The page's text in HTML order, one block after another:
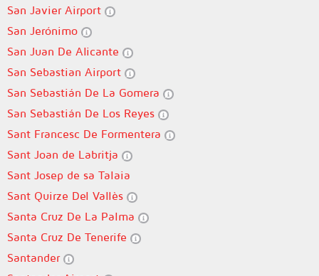
San Javier Airport
San Jerónimo
San Juan De Alicante
San Sebastian Airport
San Sebastián De La Gomera
San Sebastián De Los Reyes
Sant Francesc De Formentera
Sant Joan de Labritja
Sant Josep de sa Talaia
Sant Quirze Del Vallès
Santa Cruz De La Palma
Santa Cruz De Tenerife
Santander